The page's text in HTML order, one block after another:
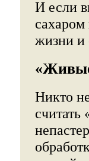
И если
жизни и
Никто